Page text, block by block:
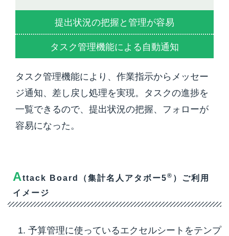
提出状況の把握と管理が容易
タスク管理機能による自動通知
タスク管理機能により、作業指示からメッセー
ジ通知、差し戻し処理を実現。タスクの進捗を
一覧できるので、提出状況の把握、フォローが
容易になった。
Attack Board（集計名人アタボー5® ）ご利用
イメージ
予算管理に使っているエクセルシートをテンプ